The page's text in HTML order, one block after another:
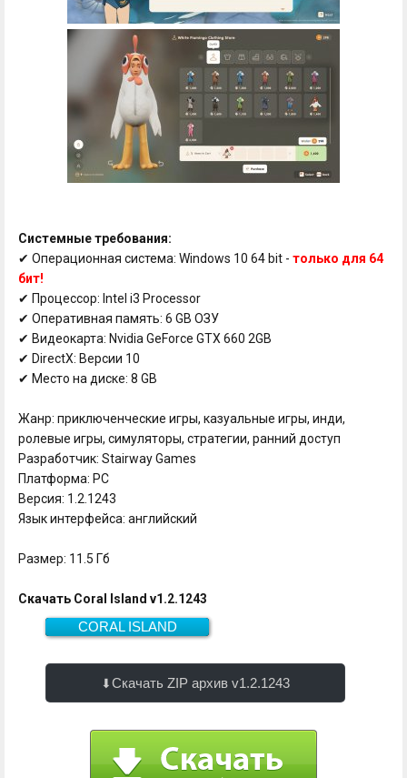
Системные требования:
✔ Операционная система: Windows 10 64 bit - только для 64
бит!
✔ Процессор: Intel i3 Processor
✔ Оперативная память: 6 GB ОЗУ
✔ Видеокарта: Nvidia GeForce GTX 660 2GB
✔ DirectX: Версии 10
✔ Место на диске: 8 GB
Жанр: приключенческие игры, казуальные игры, инди,
ролевые игры, симуляторы, стратегии, ранний доступ
Разработчик: Stairway Games
Платформа: PC
Версия: 1.2.1243
Язык интерфейса: английский
Размер: 11.5 Гб
Скачать Coral Island v1.2.1243
CORAL ISLAND
11.5 Гб
Скачать
Скачать ZIP архив v1.2.1243